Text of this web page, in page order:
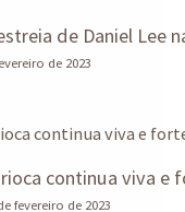
de Daniel Lee
de 2023
continua viva e
fevereiro de 2023